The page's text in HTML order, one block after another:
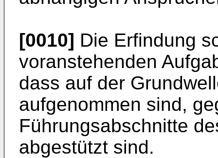
[0010] Die Erfindung
voranstehenden
dass auf der
aufgenommen sind,
Führungsabschnitte
abgestützt sind.